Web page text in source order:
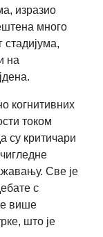
изразио
много
стадијума,
на
когнитивних
током
су критичари
Све је
с
више
што је